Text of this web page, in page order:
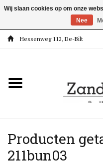
Hessenweg 112, De-Bilt
Kleding
Meisjes
Jongens
Producten
211bun03
Wij slaan cookies op om onze
Nee